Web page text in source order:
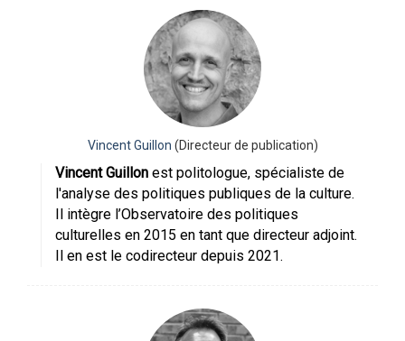
Vincent Guillon (Directeur de publication)
Vincent Guillon est politologue, spécialiste de
l'analyse des politiques publiques de la culture.
Il intègre l’Observatoire des politiques
culturelles en 2015 en tant que directeur adjoint.
Il en est le codirecteur depuis 2021.